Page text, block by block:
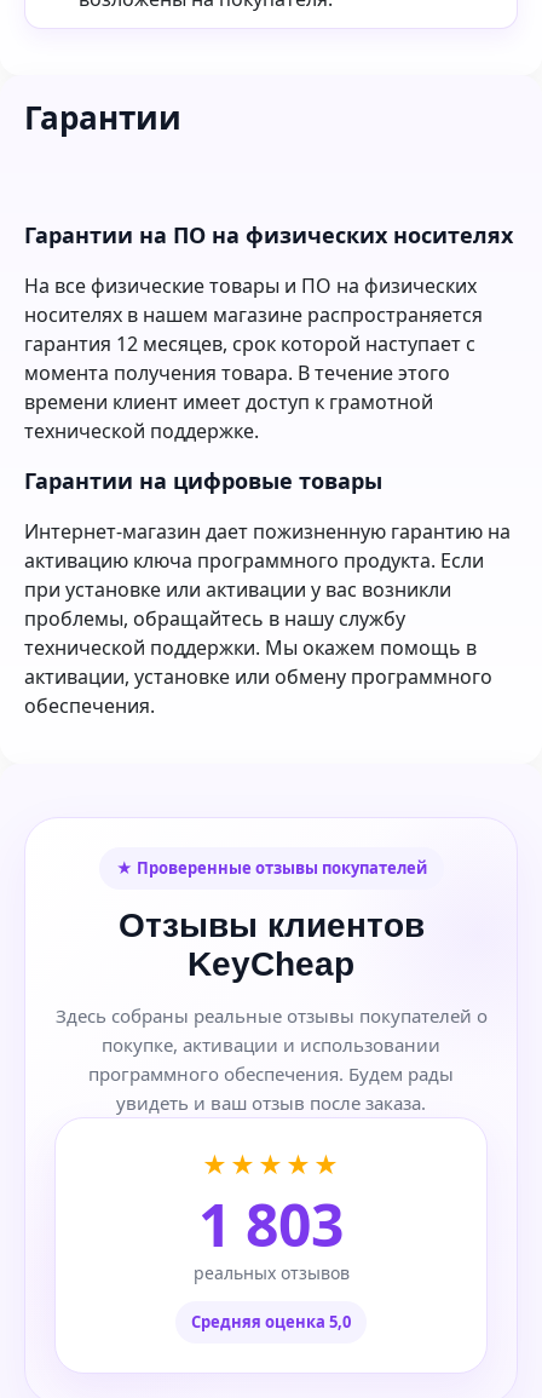
Гарантии
Гарантии на ПО на физических носителях
На все физические товары и ПО на физических
носителях в нашем магазине распространяется
гарантия 12 месяцев, срок которой наступает с
момента получения товара. В течение этого
времени клиент имеет доступ к грамотной
технической поддержке.
Гарантии на цифровые товары
Интернет-магазин дает пожизненную гарантию на
активацию ключа программного продукта. Если
при установке или активации у вас возникли
проблемы, обращайтесь в нашу службу
технической поддержки. Мы окажем помощь в
активации, установке или обмену программного
обеспечения.
★ Проверенные отзывы покупателей
Отзывы клиентов
KeyCheap
Здесь собраны реальные отзывы покупателей о
покупке, активации и использовании
программного обеспечения. Будем рады
увидеть и ваш отзыв после заказа.
★★★★★
1 803
реальных отзывов
Средняя оценка 5,0